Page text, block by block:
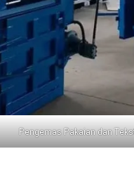
Pengemas Pakaian dan